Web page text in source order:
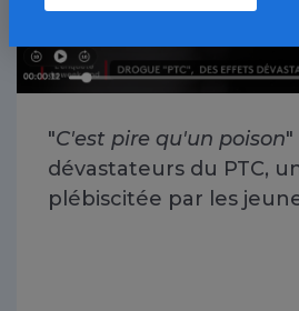
"C'est pire qu'un poison"
dévastateurs du PTC,
plébiscitée par les